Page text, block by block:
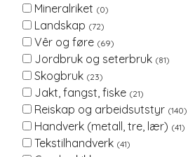
Mineralriket (0)
Landskap (72)
Vêr og føre (69)
Jordbruk og seterbruk (81)
Skogbruk (23)
Jakt, fangst, fiske (21)
Reiskap og arbeidsutstyr (140)
Handverk (metall, tre, lær) (41)
Tekstilhandverk (41)